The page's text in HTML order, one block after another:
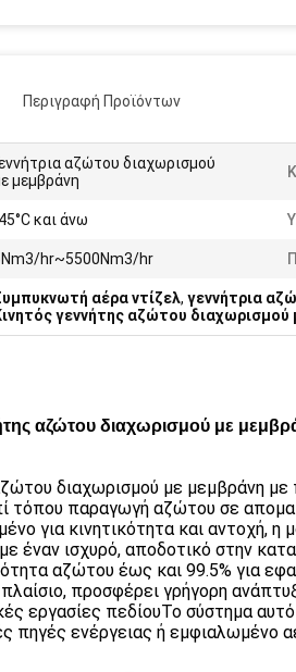
Περιγραφή Προϊόντων
αζώτου διαχωρισμού
μεμβράνη
και άνω
hr~5500Nm3/hr
αέρα ντίζελ, γεννήτρια
γεννήτης αζώτου διαχωρισμού
αζώτου διαχωρισμού με
διαχωρισμού με μεμβράνη
τόπου παραγωγή αζώτου σε
για κινητικότητα και αντοχή, η
έναν ισχυρό, αποδοτικό στην
αζώτου έως και 99.5% για
προσφέρει γρήγορη
εργασίες πεδίουΤο σύστημα
πηγές ενέργειας ή εμφιαλωμένο